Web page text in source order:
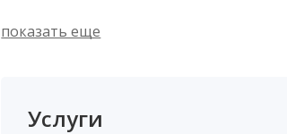
показать еще
Услуги